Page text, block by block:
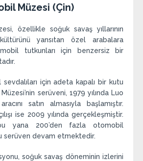
Müzesi (Çin)
özellikle soğuk savaş yıllarının
yansıtan özel arabalara
tutkunları için benzersiz bir
sevdalıları için adeta kapalı bir kutu
serüveni, 1979 yılında Luo
satın almasıyla başlamıştır.
ise 2009 yılında gerçekleşmiştir.
yana 200’den fazla otomobil
serüven devam etmektedir.
soğuk savaş döneminin izlerini